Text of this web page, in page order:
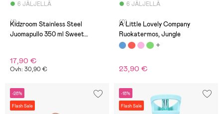
6 JÄLJELLÄ
(1)
Kidzroom Stainless Steel
Juomapullo 350 ml Sweet
17,90 €
Ovh: 30,90 €
6 JÄLJELLÄ
(0)
A Little Lovely Company
Ruokatermos, Jungle
23,90 €
-28%
Flash Sale
-18%
Flash Sale